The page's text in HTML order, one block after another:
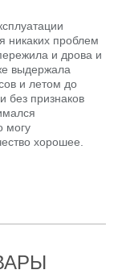
никаких проблем
и дрова и
выдержала
и летом до
без признаков
могу
хорошее.